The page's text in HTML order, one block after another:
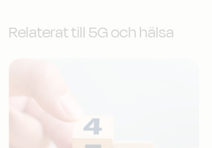
Relaterat till 5G och hälsa